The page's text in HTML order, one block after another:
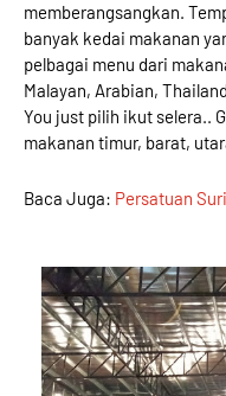
memberangsangkan.
banyak kedai makanan
pelbagai menu dari
Malayan, Arabian,
You just pilih ikut selera..
makanan timur, barat,
Baca Juga: Persatuan